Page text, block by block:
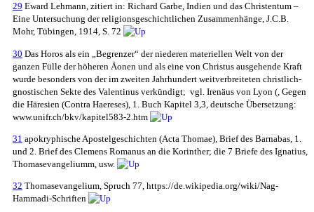
29 Eward Lehmann, zitiert in: Richard Garbe, Indien und das Christentum –
Eine Untersuchung der religionsgeschichtlichen Zusammenhänge, J.C.B.
Mohr, Tübingen, 1914, S. 72
30 Das Horos als ein „Begrenzer“ der niederen materiellen Welt von der
ganzen Fülle der höheren Äonen und als eine von Christus ausgehende Kraft
wurde besonders von der im zweiten Jahrhundert weitverbreiteten christlich-
gnostischen Sekte des Valentinus verkündigt; vgl. Irenäus von Lyon (, Gegen
die Häresien (Contra Haereses), 1. Buch Kapitel 3,3, deutsche Übersetzung:
www.unifr.ch/bkv/kapitel583-2.htm
31 apokryphische Apostelgeschichten (Acta Thomae), Brief des Barnabas, 1.
und 2. Brief des Clemens Romanus an die Korinther; die 7 Briefe des Ignatius,
Thomasevangeliumm, usw.
32 Thomasevangelium, Spruch 77, https://de.wikipedia.org/wiki/Nag-
Hammadi-Schriften